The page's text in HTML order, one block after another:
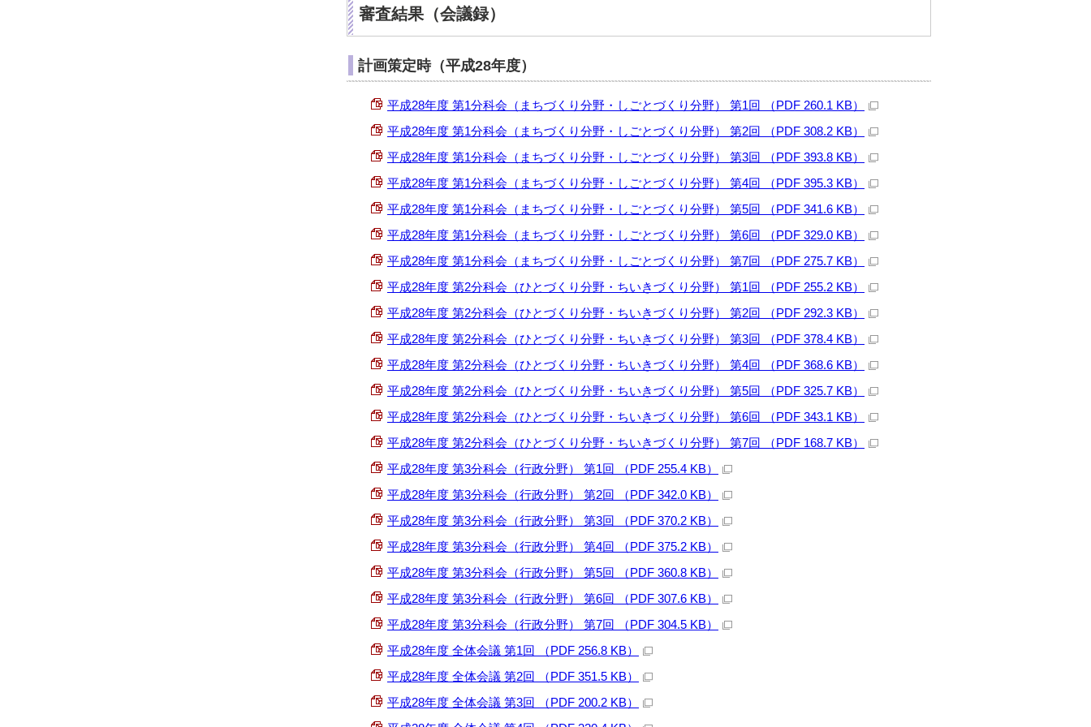
審査結果（会議録）
計画策定時（平成28年度）
平成28年度 第1分科会（まちづくり分野・しごとづくり分野） 第1回 （PDF 260.1 KB）
平成28年度 第1分科会（まちづくり分野・しごとづくり分野） 第2回 （PDF 308.2 KB）
平成28年度 第1分科会（まちづくり分野・しごとづくり分野） 第3回 （PDF 393.8 KB）
平成28年度 第1分科会（まちづくり分野・しごとづくり分野） 第4回 （PDF 395.3 KB）
平成28年度 第1分科会（まちづくり分野・しごとづくり分野） 第5回 （PDF 341.6 KB）
平成28年度 第1分科会（まちづくり分野・しごとづくり分野） 第6回 （PDF 329.0 KB）
平成28年度 第1分科会（まちづくり分野・しごとづくり分野） 第7回 （PDF 275.7 KB）
平成28年度 第2分科会（ひとづくり分野・ちいきづくり分野） 第1回 （PDF 255.2 KB）
平成28年度 第2分科会（ひとづくり分野・ちいきづくり分野） 第2回 （PDF 292.3 KB）
平成28年度 第2分科会（ひとづくり分野・ちいきづくり分野） 第3回 （PDF 378.4 KB）
平成28年度 第2分科会（ひとづくり分野・ちいきづくり分野） 第4回 （PDF 368.6 KB）
平成28年度 第2分科会（ひとづくり分野・ちいきづくり分野） 第5回 （PDF 325.7 KB）
平成28年度 第2分科会（ひとづくり分野・ちいきづくり分野） 第6回 （PDF 343.1 KB）
平成28年度 第2分科会（ひとづくり分野・ちいきづくり分野） 第7回 （PDF 168.7 KB）
平成28年度 第3分科会（行政分野） 第1回 （PDF 255.4 KB）
平成28年度 第3分科会（行政分野） 第2回 （PDF 342.0 KB）
平成28年度 第3分科会（行政分野） 第3回 （PDF 370.2 KB）
平成28年度 第3分科会（行政分野） 第4回 （PDF 375.2 KB）
平成28年度 第3分科会（行政分野） 第5回 （PDF 360.8 KB）
平成28年度 第3分科会（行政分野） 第6回 （PDF 307.6 KB）
平成28年度 第3分科会（行政分野） 第7回 （PDF 304.5 KB）
平成28年度 全体会議 第1回 （PDF 256.8 KB）
平成28年度 全体会議 第2回 （PDF 351.5 KB）
平成28年度 全体会議 第3回 （PDF 200.2 KB）